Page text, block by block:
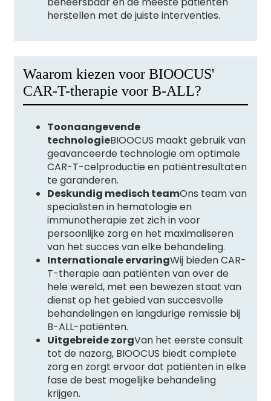
herstellen met de juiste interventies.
Waarom kiezen voor BIOOCUS'
CAR-T-therapie voor B-ALL?
Toonaangevende
technologieBIOOCUS maakt gebruik van
geavanceerde technologie om optimale
CAR-T-celproductie en patiëntresultaten
te garanderen.
Deskundig medisch teamOns team van
specialisten in hematologie en
immunotherapie zet zich in voor
persoonlijke zorg en het maximaliseren
van het succes van elke behandeling.
Internationale ervaringWij bieden CAR-
T-therapie aan patiënten van over de
hele wereld, met een bewezen staat van
dienst op het gebied van succesvolle
behandelingen en langdurige remissie bij
B-ALL-patiënten.
Uitgebreide zorgVan het eerste consult
tot de nazorg, BIOOCUS biedt complete
zorg en zorgt ervoor dat patiënten in elke
fase de best mogelijke behandeling
krijgen.